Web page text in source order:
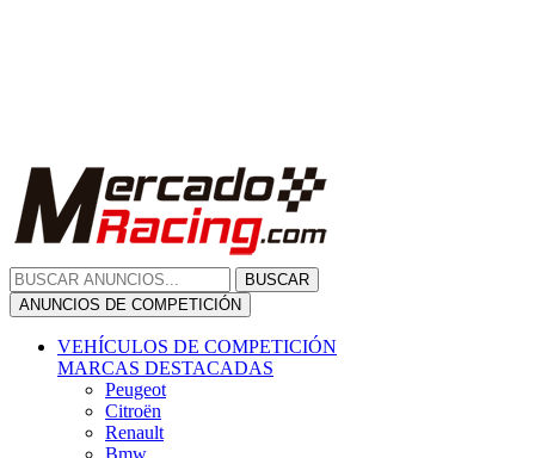
Porsche
Skoda
OTRAS MARCAS
Seat
Opel
Volkswagen
Hyundai
Fiat, Alfa Romeo, Lancia, Jeep
Toyota
Suzuki
Honda
Mini